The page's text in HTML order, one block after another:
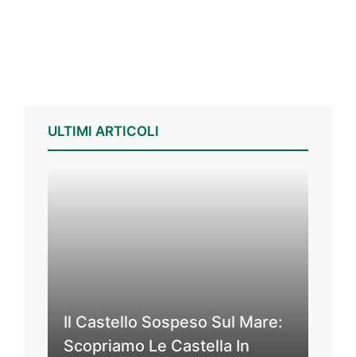
ULTIMI ARTICOLI
Il Castello Sospeso Sul Mare:
Scopriamo Le Castella In